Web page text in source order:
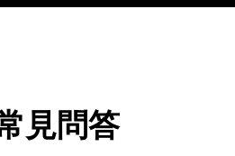
見問答